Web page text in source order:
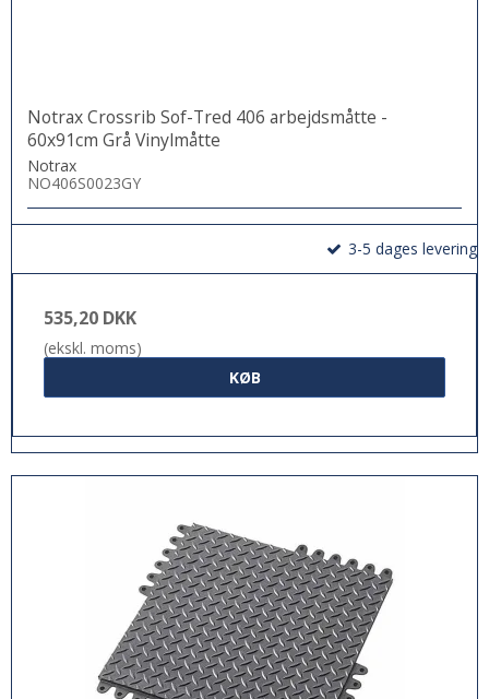
Notrax Crossrib Sof-Tred 406 arbejdsmåtte -
60x91cm Grå Vinylmåtte
Notrax
NO406S0023GY
3-5 dages levering
535,20 DKK
(ekskl. moms)
KØB